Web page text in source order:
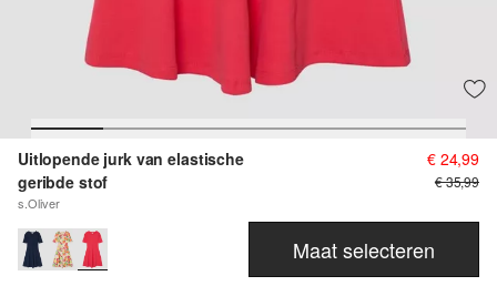
Uitlopende jurk van elastische
geribde stof
s.Oliver
€ 24,99
€ 35,99
Maat selecteren